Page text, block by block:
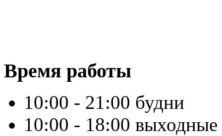
Время работы
10:00 - 21:00 будни
10:00 - 18:00 выходные